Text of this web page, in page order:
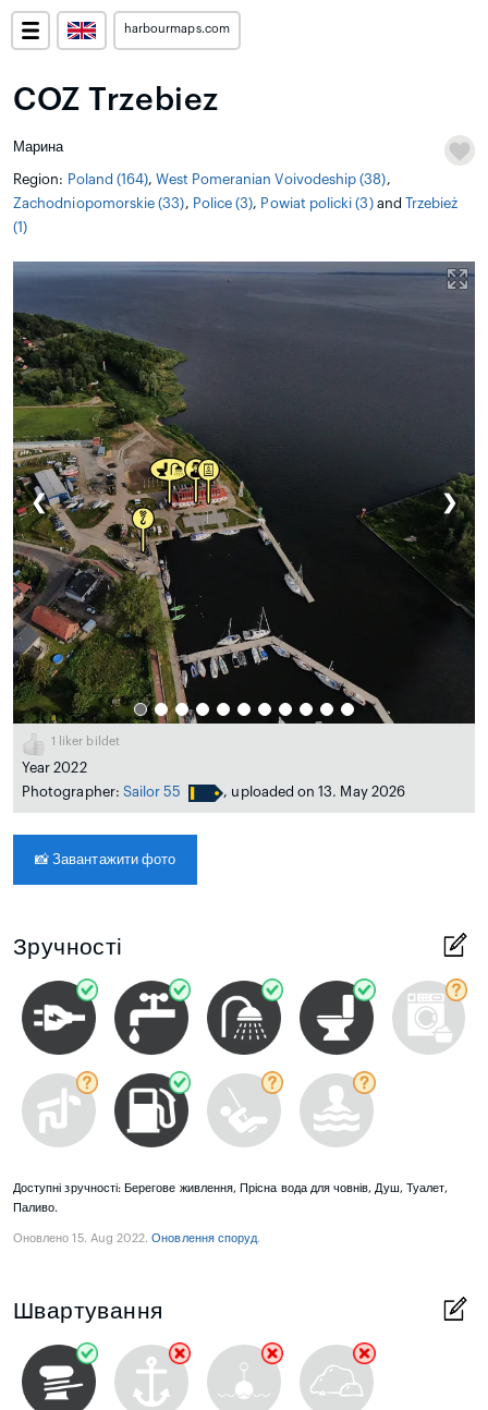
harbourmaps.com
COZ Trzebiez
Марина
Region: Poland (164),West Pomeranian Voivodeship (38),
Zachodniopomorskie (33), Police (3), Powiat policki (3)and Trzebież
(1)
❮ ❯
1 liker bildet
Year 2022
Photographer: Sailor 55 , uploaded on 13. May 2026
📸 Завантажити фото
Зручності
Доступні зручності: Берегове живлення, Прісна вода для човнів, Душ, Туалет,
Паливо.
Оновлено 15. Aug 2022.Оновлення споруд.
Швартування